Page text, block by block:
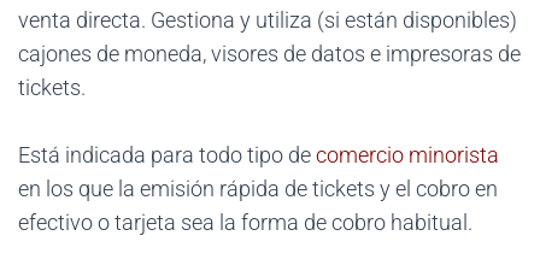
venta directa. Gestiona y utiliza (si están disponibles)
cajones de moneda, visores de datos e impresoras de
tickets.
Está indicada para todo tipo decomercio minorista
en los que la emisión rápida de tickets y el cobro en
efectivo o tarjeta sea la forma de cobro habitual.